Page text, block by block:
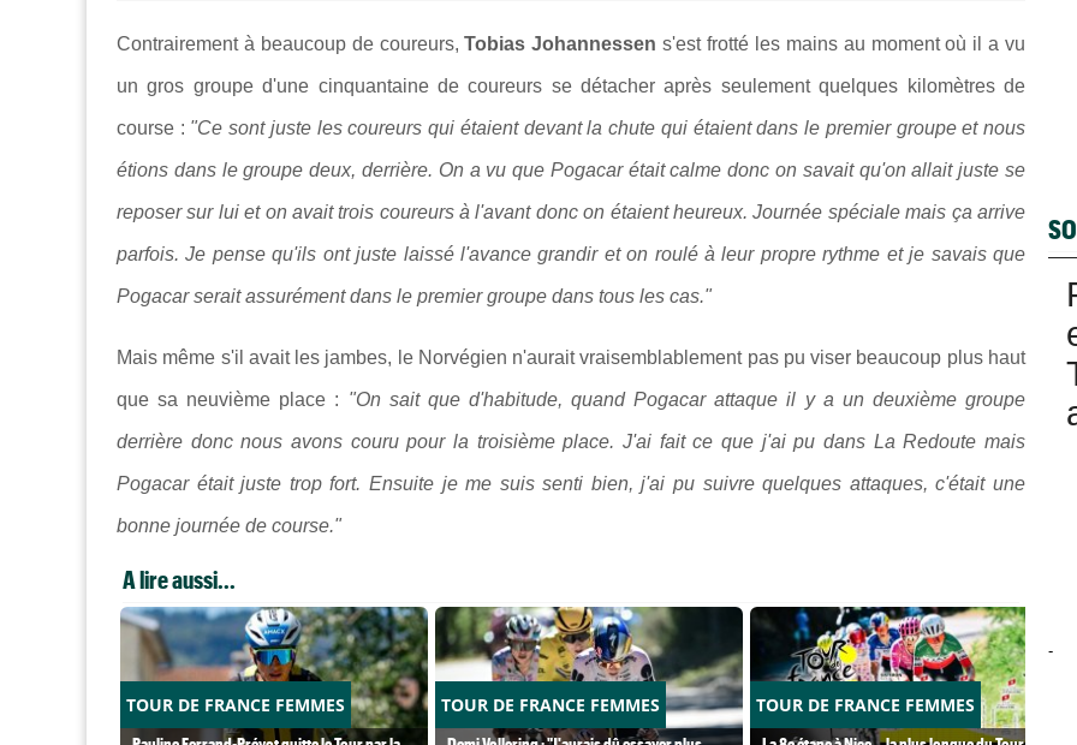
Contrairement à beaucoup de coureurs,Tobias Johannessens'est frotté les mains au moment où il a vu
un gros groupe d'une cinquantaine de coureurs se détacher après seulement quelques kilomètres de
course : "Ce sont juste les coureurs qui étaient devant la chute qui étaient dans le premier groupe et nous
étions dans le groupe deux, derrière. On a vu que Pogacar était calme donc on savait qu'on allait juste se
reposer sur lui et on avait trois coureurs à l'avant donc on étaient heureux. Journée spéciale mais ça arrive
parfois. Je pense qu'ils ont juste laissé l'avance grandir et on roulé à leur propre rythme et je savais que
Pogacar serait assurément dans le premier groupe dans tous les cas."
Mais même s'il avait les jambes, le Norvégien n'aurait vraisemblablement pas pu viser beaucoup plus haut
que sa neuvième place : "On sait que d'habitude, quand Pogacar attaque il y a un deuxième groupe
derrière donc nous avons couru pour la troisième place. J'ai fait ce que j'ai pu dans La Redoute mais
Pogacar était juste trop fort. Ensuite je me suis senti bien, j'ai pu suivre quelques attaques, c'était une
bonne journée de course."
A lire aussi...
TOUR DE FRANCE FEMMES TOUR DE FRANCE FEMMES TOUR DE FRANCE FEMMES
-